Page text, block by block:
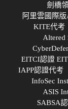
劍橋
阿里雲國際
KITE代考
Altered
EITCI認證
IAPP認證代考
InfoSec
ASIS
SABSA